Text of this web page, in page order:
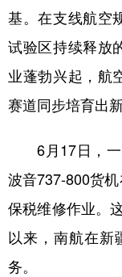
基。在支线航空
试验区持续释放
业蓬勃兴起，航
赛道同步培育出
6月17日，一
波音737-800货
保税维修作业。
以来，南航在新
务。